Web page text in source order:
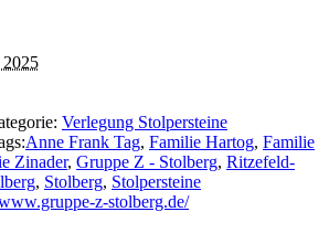
2025
Verlegung Stolpersteine
Anne Frank Tag, Familie Hartog, Familie
Zinader, Gruppe Z - Stolberg, Ritzefeld-
, Stolberg, Stolpersteine
z-stolberg.de/